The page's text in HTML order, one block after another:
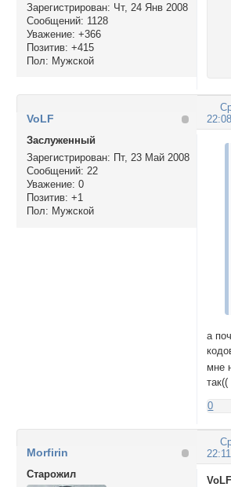
Зарегистрирован: Чт, 24 Янв 2008
Сообщений: 1128
Уважение: +366
Позитив: +415
Пол: Мужской
VoLF
Заслуженный
Зарегистрирован: Пт, 23 Май 2008
Сообщений: 22
Уважение: 0
Позитив: +1
Пол: Мужской
а
мне
так((
0
Morfirin
Cтарожил
VoLF